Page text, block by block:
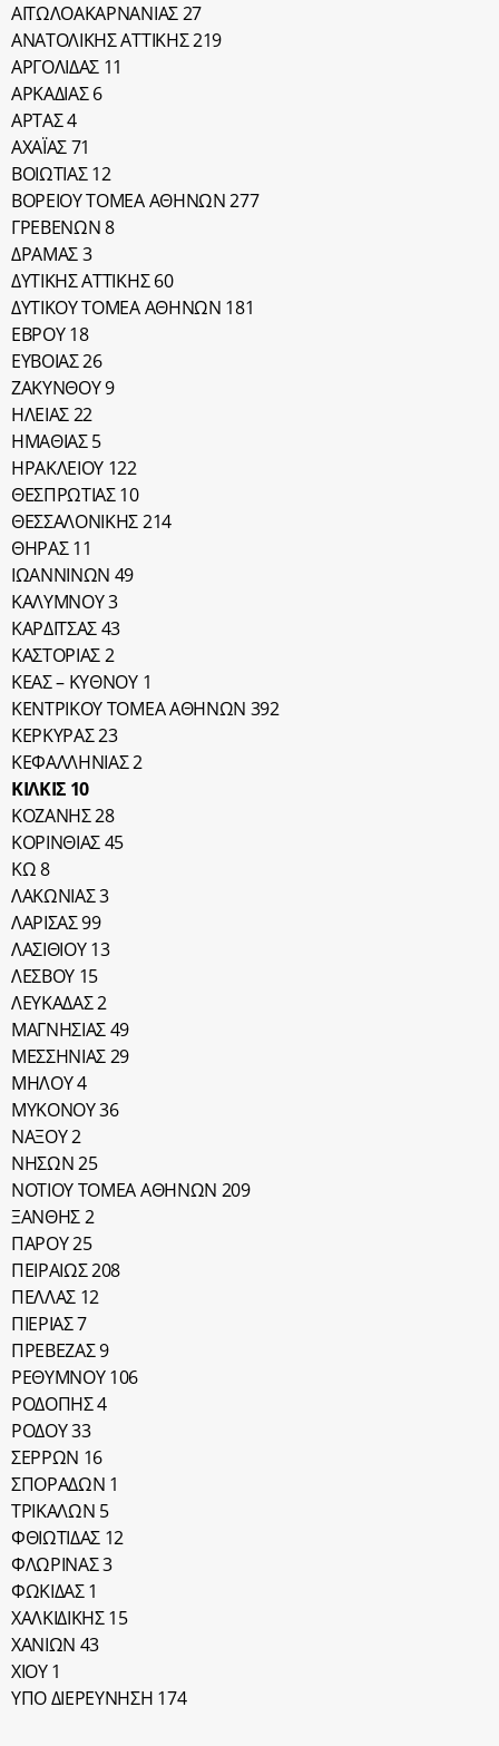
ΑΙΤΩΛΟΑΚΑΡΝΑΝΙΑΣ 27
ΑΝΑΤΟΛΙΚΗΣ ΑΤΤΙΚΗΣ 219
ΑΡΓΟΛΙΔΑΣ 11
ΑΡΚΑΔΙΑΣ 6
ΑΡΤΑΣ 4
ΑΧΑΪΑΣ 71
ΒΟΙΩΤΙΑΣ 12
ΒΟΡΕΙΟΥ ΤΟΜΕΑ ΑΘΗΝΩΝ 277
ΓΡΕΒΕΝΩΝ 8
ΔΡΑΜΑΣ 3
ΔΥΤΙΚΗΣ ΑΤΤΙΚΗΣ 60
ΔΥΤΙΚΟΥ ΤΟΜΕΑ ΑΘΗΝΩΝ 181
ΕΒΡΟΥ 18
ΕΥΒΟΙΑΣ 26
ΖΑΚΥΝΘΟΥ 9
ΗΛΕΙΑΣ 22
ΗΜΑΘΙΑΣ 5
ΗΡΑΚΛΕΙΟΥ 122
ΘΕΣΠΡΩΤΙΑΣ 10
ΘΕΣΣΑΛΟΝΙΚΗΣ 214
ΘΗΡΑΣ 11
ΙΩΑΝΝΙΝΩΝ 49
ΚΑΛΥΜΝΟΥ 3
ΚΑΡΔΙΤΣΑΣ 43
ΚΑΣΤΟΡΙΑΣ 2
ΚΕΑΣ – ΚΥΘΝΟΥ 1
ΚΕΝΤΡΙΚΟΥ ΤΟΜΕΑ ΑΘΗΝΩΝ 392
ΚΕΡΚΥΡΑΣ 23
ΚΕΦΑΛΛΗΝΙΑΣ 2
ΚΙΛΚΙΣ 10
ΚΟΖΑΝΗΣ 28
ΚΟΡΙΝΘΙΑΣ 45
ΚΩ 8
ΛΑΚΩΝΙΑΣ 3
ΛΑΡΙΣΑΣ 99
ΛΑΣΙΘΙΟΥ 13
ΛΕΣΒΟΥ 15
ΛΕΥΚΑΔΑΣ 2
ΜΑΓΝΗΣΙΑΣ 49
ΜΕΣΣΗΝΙΑΣ 29
ΜΗΛΟΥ 4
ΜΥΚΟΝΟΥ 36
ΝΑΞΟΥ 2
ΝΗΣΩΝ 25
ΝΟΤΙΟΥ ΤΟΜΕΑ ΑΘΗΝΩΝ 209
ΞΑΝΘΗΣ 2
ΠΑΡΟΥ 25
ΠΕΙΡΑΙΩΣ 208
ΠΕΛΛΑΣ 12
ΠΙΕΡΙΑΣ 7
ΠΡΕΒΕΖΑΣ 9
ΡΕΘΥΜΝΟΥ 106
ΡΟΔΟΠΗΣ 4
ΡΟΔΟΥ 33
ΣΕΡΡΩΝ 16
ΣΠΟΡΑΔΩΝ 1
ΤΡΙΚΑΛΩΝ 5
ΦΘΙΩΤΙΔΑΣ 12
ΦΛΩΡΙΝΑΣ 3
ΦΩΚΙΔΑΣ 1
ΧΑΛΚΙΔΙΚΗΣ 15
ΧΑΝΙΩΝ 43
ΧΙΟΥ 1
ΥΠΟ ΔΙΕΡΕΥΝΗΣΗ 174